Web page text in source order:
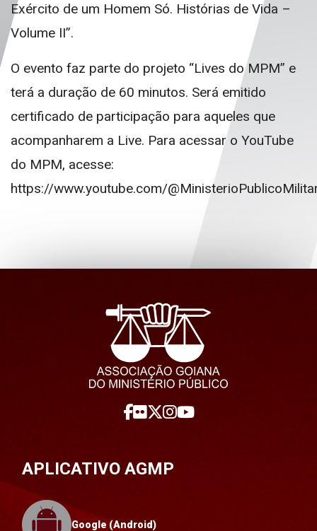
Exército de um Homem Só. Histórias de Vida –
Volume II”.
O evento faz parte do projeto “Lives do MPM” e
terá a duração de 60 minutos. Será emitido
certificado de participação para aqueles que
acompanharem a Live. Para acessar o YouTube
do MPM, acesse:
https://www.youtube.com/
APLICATIVO AGMP
Google (Android)